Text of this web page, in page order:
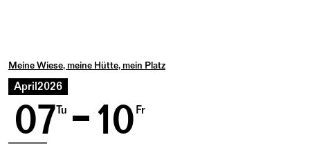
Meine Wiese, meine Hütte, mein Platz
April2026
07Tu 10 Fr